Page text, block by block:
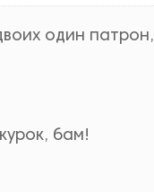
один патрон,
бам!